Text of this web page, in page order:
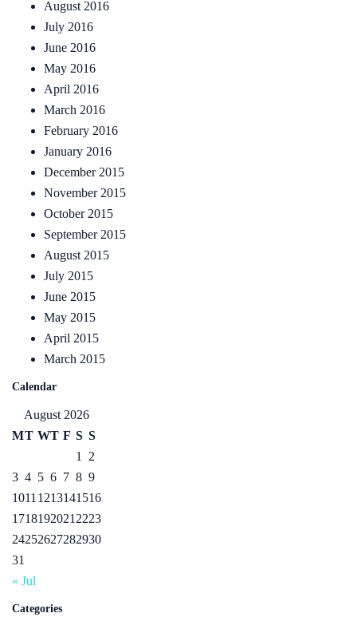
August 2016
July 2016
June 2016
May 2016
April 2016
March 2016
February 2016
January 2016
December 2015
November 2015
October 2015
September 2015
August 2015
July 2015
June 2015
May 2015
April 2015
March 2015
Calendar
August 2026
MT WT F S S
1
2
3 4 5 6 7 8 9
1011 1213141516
1718192021 2223
24252627282930
31
« Jul
Categories